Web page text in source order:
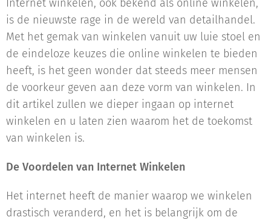
Internet winkelen, ook bekend als online winkelen,
is de nieuwste rage in de wereld van detailhandel.
Met het gemak van winkelen vanuit uw luie stoel en
de eindeloze keuzes die online winkelen te bieden
heeft, is het geen wonder dat steeds meer mensen
de voorkeur geven aan deze vorm van winkelen. In
dit artikel zullen we dieper ingaan op internet
winkelen en u laten zien waarom het de toekomst
van winkelen is.
De Voordelen van Internet Winkelen
Het internet heeft de manier waarop we winkelen
drastisch veranderd, en het is belangrijk om de